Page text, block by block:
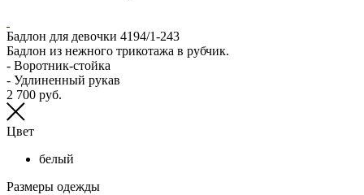
Бадлон для девочки 4194/1-243
Бадлон из нежного трикотажа в рубчик.
- Воротник-стойка
- Удлиненный рукав
2 700 руб.
Цвет
белый
Размеры одежды